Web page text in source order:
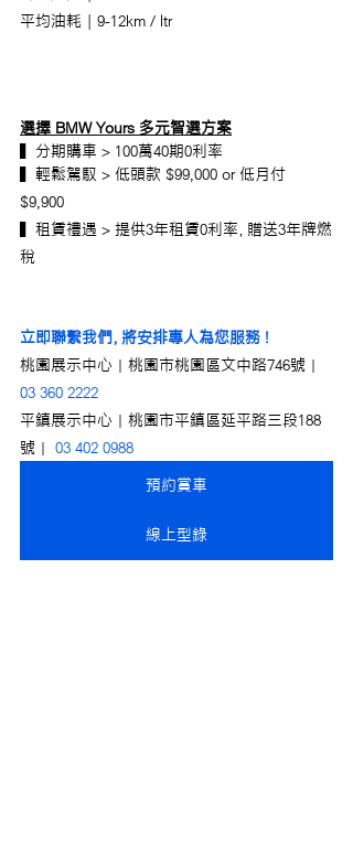
平均油耗 | 9-12km / ltr
選擇 BMW Yours 多元智選方案
▍分期購車 > 100萬40期0利率
▍輕鬆駕馭 > 低頭款 $99,000 or 低月付
$9,900
▍租賃禮遇 > 提供3年租賃0利率，贈送3年牌燃
稅
立即聯繫我們，將安排專人為您服務 !
桃園展示中心｜桃園市桃園區文中路746號｜
03 360 2222
平鎮展示中心｜桃園市平鎮區延平路三段188
號｜ 03 402 0988
預約賞車
線上型錄